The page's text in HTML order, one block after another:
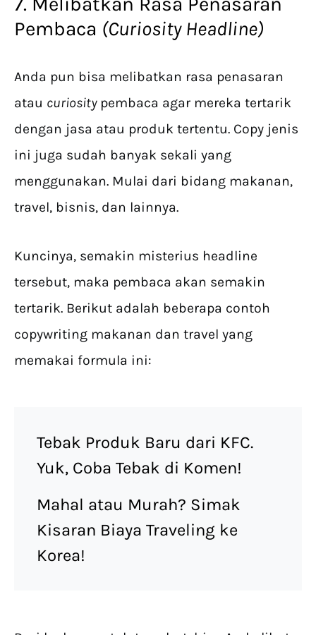
Pembaca (Curiosity Headline)
Anda pun bisa melibatkan rasa penasaran
atau curiosity pembaca agar mereka tertarik
dengan jasa atau produk tertentu. Copy jenis
ini juga sudah banyak sekali yang
menggunakan. Mulai dari bidang makanan,
travel, bisnis, dan lainnya.
Kuncinya, semakin misterius headline
tersebut, maka pembaca akan semakin
tertarik. Berikut adalah beberapa contoh
copywriting makanan dan travel yang
memakai formula ini:
Tebak Produk Baru dari KFC.
Yuk, Coba Tebak di Komen!
Mahal atau Murah? Simak
Kisaran Biaya Traveling ke
Korea!